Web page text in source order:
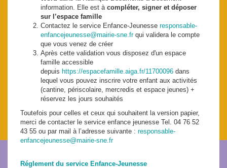
information. Elle est à compléter, signer et déposer
sur l’espace famille
Contactez le service Enfance-Jeunesse responsable-
enfancejeunesse@mairie-sne.frqui validera le compte
que vous venez de créer
Après cette validation vous disposez d'un espace
famille accessible
depuis https://espacefamille.aiga.fr/11700096 dans
lequel vous pouvez inscrire votre enfant aux activités
(cantine, périscolaire, mercredis et espace jeunes) +
réservez les jours souhaités
Toutefois pour celles et ceux qui souhaitent la version papier,
merci de contacter le service enfance jeunesse Tel. 04 76 52
43 55 ou par mail à l’adresse suivante : responsable-
enfancejeunesse@mairie-sne.fr
Réglement du service Enfance-Jeunesse